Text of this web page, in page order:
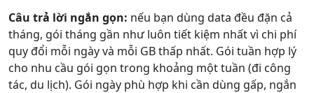
Câu trả lời ngắn gọn: nếu bạn dùng data đều đặn cả
tháng, gói tháng gần như luôn tiết kiệm nhất vì chi phí
quy đổi mỗi ngày và mỗi GB thấp nhất. Gói tuần hợp lý
cho nhu cầu gói gọn trong khoảng một tuần (đi công
tác, du lịch). Gói ngày phù hợp khi cần dùng gấp, ngắn